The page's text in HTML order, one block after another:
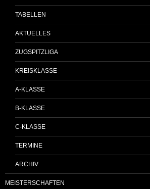
TABELLEN
AKTUELLES
ZUGSPITZLIGA
KREISKLASSE
A-KLASSE
B-KLASSE
C-KLASSE
TERMINE
ARCHIV
MEISTERSCHAFTEN